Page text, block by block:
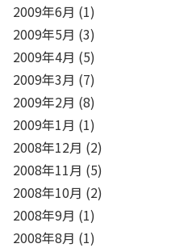
2009年6月 (1)
2009年5月 (3)
2009年4月 (5)
2009年3月 (7)
2009年2月 (8)
2009年1月 (1)
2008年12月 (2)
2008年11月 (5)
2008年10月 (2)
2008年9月 (1)
2008年8月 (1)